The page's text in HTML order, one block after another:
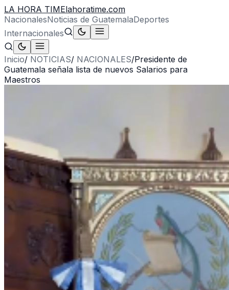
LA HORA TIMElahoratime.com
NacionalesNoticias de GuatemalaDeportes
Internacionales
Inicio/ NOTICIAS/ NACIONALES/Presidente de
Guatemala señala lista de nuevos Salarios para
Maestros